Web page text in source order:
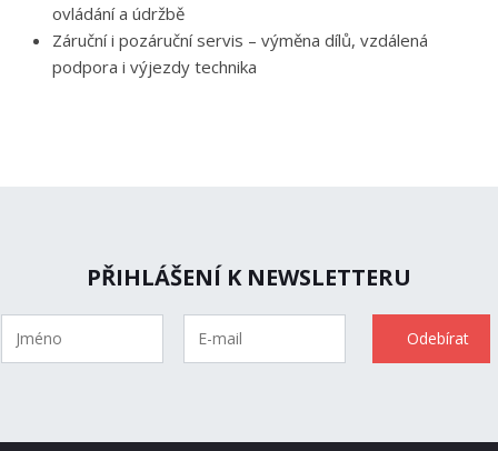
ovládání a údržbě
Záruční i pozáruční servis – výměna dílů, vzdálená
podpora i výjezdy technika
PŘIHLÁŠENÍ K NEWSLETTERU